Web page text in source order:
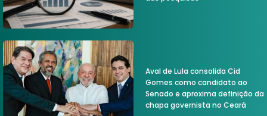
Aval de Lula consolida Cid
Gomes como candidato ao
Senado e aproxima definição da
chapa governista no Ceará